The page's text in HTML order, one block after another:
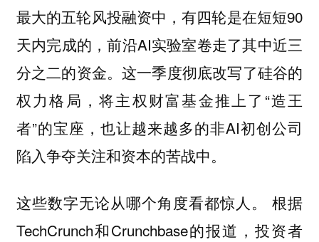
最大的五轮风投融资中，有四轮是在短短90
天内完成的，前沿AI实验室卷走了其中近三
分之二的资金。这一季度彻底改写了硅谷的
权力格局，将主权财富基金推上了“造王
者”的宝座，也让越来越多的非AI初创公司
陷入争夺关注和资本的苦战中。
这些数字无论从哪个角度看都惊人。 根据
TechCrunch和Crunchbase的报道，投资者